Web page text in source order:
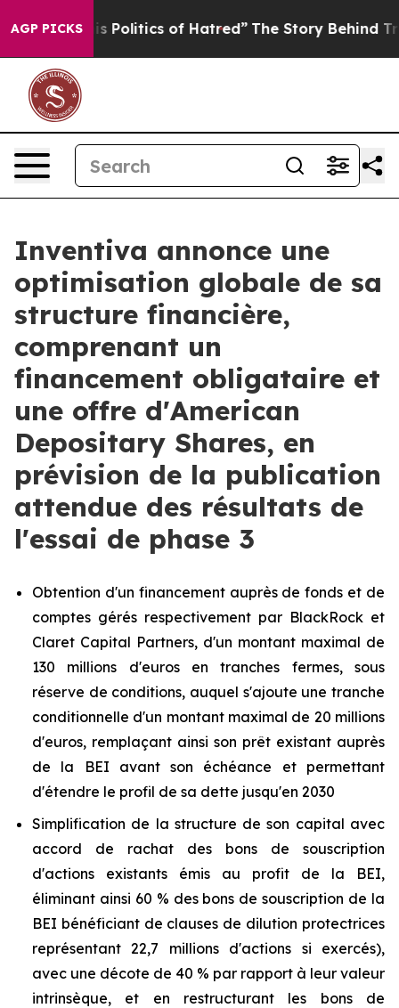
AGP PICKSof Hatred” The Story Behind Trump’s Terrible
Inventiva annonce une
optimisation globale de sa
structure financière,
comprenant un
financement obligataire et
une offre d'American
Depositary Shares, en
prévision de la publication
attendue des résultats de
l'essai de phase 3
Obtention d'un financement auprès de fonds et de
comptes gérés respectivement par BlackRock et
Claret Capital Partners, d'un montant maximal de
130 millions d'euros en tranches fermes, sous
réserve de conditions, auquel s'ajoute une tranche
conditionnelle d'un montant maximal de 20 millions
d'euros, remplaçant ainsi son prêt existant auprès
de la BEI avant son échéance et permettant
d'étendre le profil de sa dette jusqu'en 2030
Simplification de la structure de son capital avec
accord de rachat des bons de souscription
d'actions existants émis au profit de la BEI,
éliminant ainsi 60 % des bons de souscription de la
BEI bénéficiant de clauses de dilution protectrices
représentant 22,7 millions d'actions si exercés),
avec une décote de 40 % par rapport à leur valeur
intrinsèque, et en restructurant les bons de